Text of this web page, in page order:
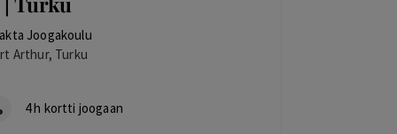
Joogakoulu
Arthur, Turku
4 h kortti joogaan